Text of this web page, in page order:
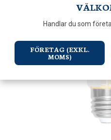
Handlar du som
FÖRETAG (EXKL.
MOMS)